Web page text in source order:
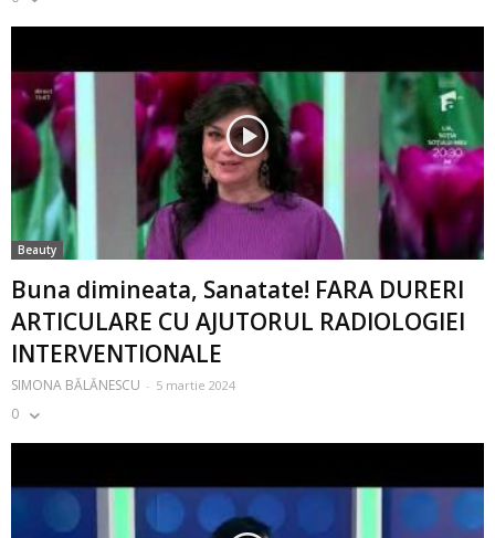
Beauty
Buna dimineata, Sanatate! FARA DURERI
ARTICULARE CU AJUTORUL RADIOLOGIEI
INTERVENTIONALE
SIMONA BĂLĂNESCU - 5 martie 2024
0